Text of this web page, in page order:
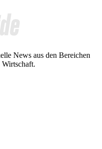
News aus den Bereichen